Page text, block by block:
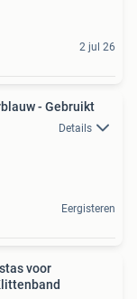
2 jul 26
- Gebruikt
Details
Eergisteren
voor